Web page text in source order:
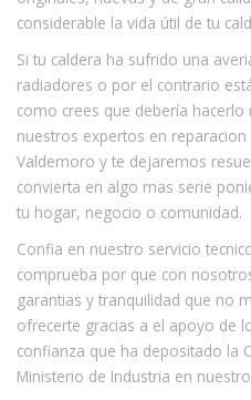
considerable la vida útil de tu
Si tu caldera ha sufrido una
radiadores o por el contrario
como crees que debería
nuestros expertos en reparacion
Valdemoro y te dejaremos
convierta en algo mas serie
tu hogar, negocio o comunidad.
Confia en nuestro servicio
comprueba por que con
garantias y tranquilidad que no
ofrecerte gracias a el apoyo de
confianza que ha depositado la
Ministerio de Industria en